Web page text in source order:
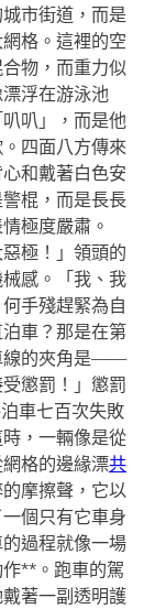
市街道，而是
格。這裡的空
物，而重力似
浮在游泳池
叭」，而是他
四面八方傳來
和戴著白色安
棍，而是長長
極度嚴肅。
極！」領頭的
感。「我、我
手殘趕緊為自
車？那是在第
線的夾角是——
懲罰！」懲罰
車七百次失敗
，一輛像是從
格的邊緣漂共
摩擦聲，它以
個只有它車身
過程就像一場
**。跑車的駕
著一副透明護